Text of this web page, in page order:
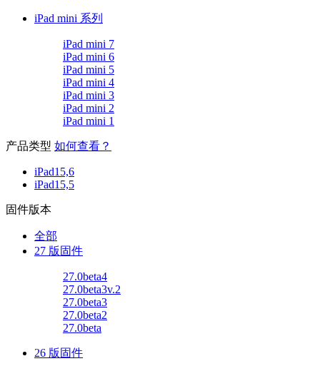
iPad mini 系列
iPad mini 7
iPad mini 6
iPad mini 5
iPad mini 4
iPad mini 3
iPad mini 2
iPad mini 1
产品类型 如何查看？
iPad15,6
iPad15,5
固件版本
全部
27 版固件
27.0beta4
27.0beta3v.2
27.0beta3
27.0beta2
27.0beta
26 版固件